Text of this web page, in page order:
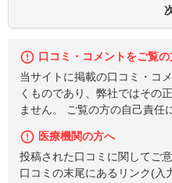
口コミ・コメントをご覧の
当サイトに掲載の口コミ・コ
くものであり、弊社ではその
ません。 ご覧の方の自己責任
医療機関の方へ
投稿された口コミに関してご
口コミの末尾にあるリンク(入